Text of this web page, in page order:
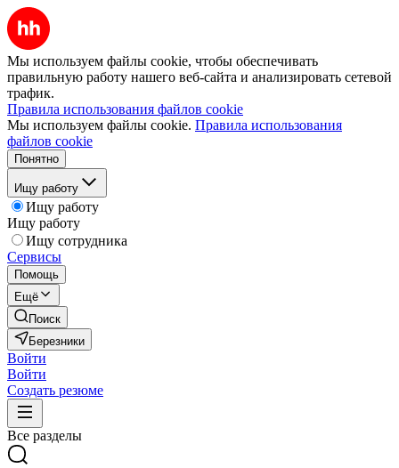
Мы используем файлы cookie, чтобы обеспечивать
правильную работу нашего веб-сайта и анализировать сетевой
трафик.
Правила использования файлов cookie
Мы используем файлы cookie. Правила использования
файлов cookie
Понятно
Ищу работу
Ищу работу
Ищу работу
Ищу сотрудника
Сервисы
Помощь
Ещё
Поиск
Березники
Войти
Войти
Создать резюме
Все разделы